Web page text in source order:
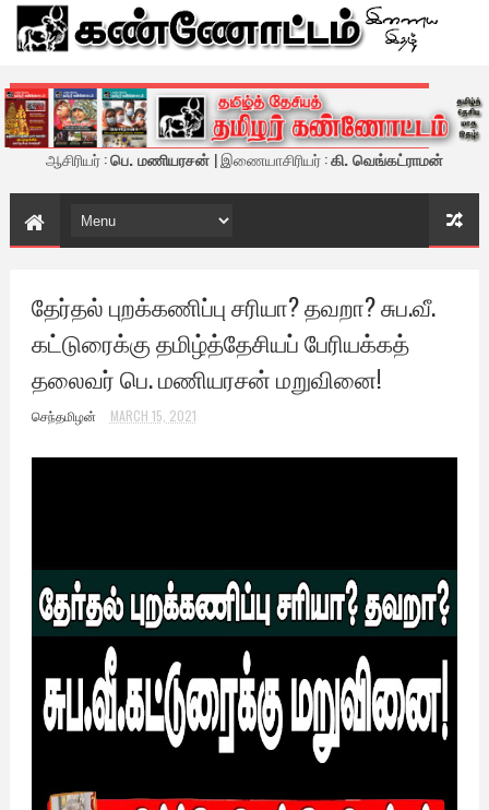
கண்ணோட்டம் - இணைய இதழ்
ஆசிரியர் :பெ. மணியரசன் | இணையாசிரியர் :கி. வெங்கட்ராமன்
தேர்தல் புறக்கணிப்பு சரியா? தவறா? சுப.வீ.
கட்டுரைக்கு தமிழ்த்தேசியப் பேரியக்கத்
தலைவர் பெ. மணியரசன் மறுவினை!
செந்தமிழன் MARCH 15, 2021